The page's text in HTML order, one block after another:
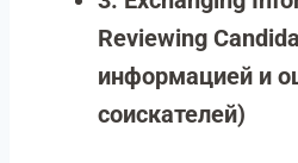
Reviewing
информацией и
соискателей)